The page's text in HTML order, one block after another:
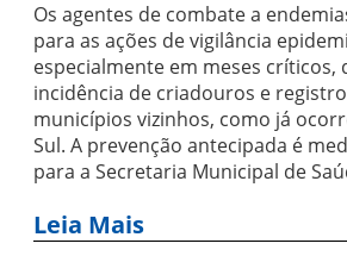
Os agentes de combate a
para as ações de vigilância
especialmente em meses
incidência de criadouros e
municípios vizinhos, como já
Sul. A prevenção antecipada é
para a Secretaria Municipal de
Leia Mais